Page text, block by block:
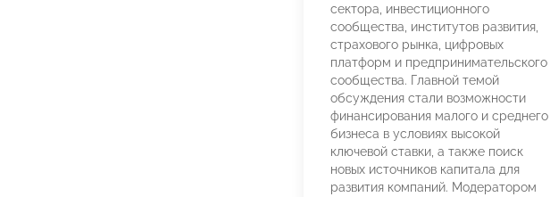
сектора, инвестиционного
сообщества, институтов развития,
страхового рынка, цифровых
платформ и предпринимательского
сообщества. Главной темой
обсуждения стали возможности
финансирования малого и среднего
бизнеса в условиях высокой
ключевой ставки, а также поиск
новых источников капитала для
развития компаний. Модератором